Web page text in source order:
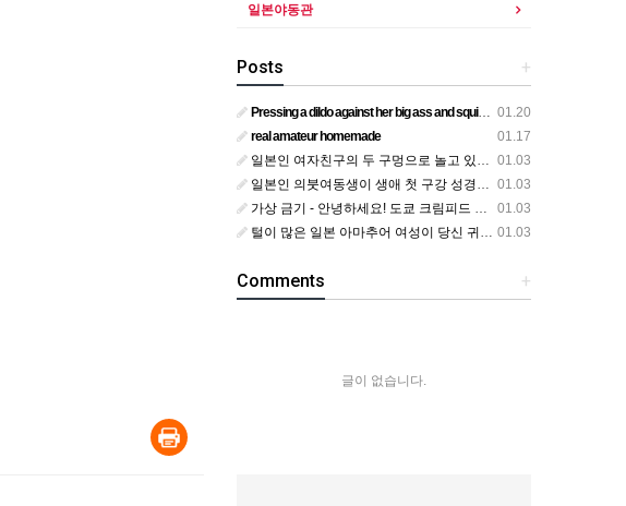
일본야동관
+
Posts
01.20
Pressing a dildo against her big ass and squirting from below
01.17
real amateur homemade
01.03
일본인 여자친구의 두 구멍으로 놀고 있어요
01.03
일본인 의붓여동생이 생애 첫 구강 성경험을 공개하다
01.03
가상 금기 - 안녕하세요! 도쿄 크림피드 시엘에서
01.03
털이 많은 일본 아마추어 여성이 당신 귀에 대고 신음하며 자위합니다. 그녀가 오르가즘에 도달하는 모습을 보세요?
+
Comments
글이 없습니다.